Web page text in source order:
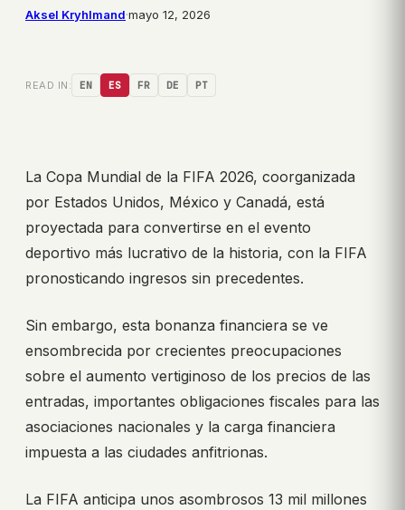
Aksel Kryhlmand·mayo 12, 2026
READ IN: EN ES FR DE PT
La Copa Mundial de la FIFA 2026, coorganizada
por Estados Unidos, México y Canadá, está
proyectada para convertirse en el evento
deportivo más lucrativo de la historia, con la FIFA
pronosticando ingresos sin precedentes.
Sin embargo, esta bonanza financiera se ve
ensombrecida por crecientes preocupaciones
sobre el aumento vertiginoso de los precios de las
entradas, importantes obligaciones fiscales para las
asociaciones nacionales y la carga financiera
impuesta a las ciudades anfitrionas.
La FIFA anticipa unos asombrosos 13 mil millones